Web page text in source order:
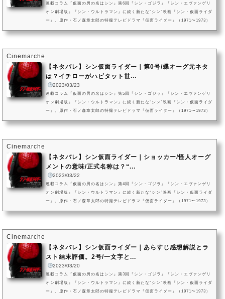
連載コラム『仮面の男の名はシン』第6回『シン・ゴジラ』『シン・エヴァンゲリ
オン劇場版』『シン・ウルトラマン』に続く新たな“シン”映画『シン・仮面ライダ
ー』。原作・石ノ森章太郎の特撮テレビドラマ『仮面ライダー』（1971〜1973）
Cinemarche
【ネタバレ】シン仮面ライダー｜第0号/蝶オーグ元ネタ
は？イチローがハビタット世...
2023/03/23
連載コラム『仮面の男の名はシン』第5回『シン・ゴジラ』『シン・エヴァンゲリ
オン劇場版』『シン・ウルトラマン』に続く新たな“シン”映画『シン・仮面ライダ
ー』。原作・石ノ森章太郎の特撮テレビドラマ『仮面ライダー』（1971〜1973）
Cinemarche
【ネタバレ】シン仮面ライダー｜ショッカー/怪人オーグ
メントの意味/正式名称は？“...
2023/03/22
連載コラム『仮面の男の名はシン』第4回『シン・ゴジラ』『シン・エヴァンゲリ
オン劇場版』『シン・ウルトラマン』に続く新たな“シン”映画『シン・仮面ライダ
ー』。原作・石ノ森章太郎の特撮テレビドラマ『仮面ライダー』（1971〜1973）
Cinemarche
【ネタバレ】シン仮面ライダー｜あらすじ感想解説とラ
スト結末評価。2号/一文字と...
2023/03/20
連載コラム『仮面の男の名はシン』第3回『シン・ゴジラ』『シン・エヴァンゲリ
オン劇場版』『シン・ウルトラマン』に続く新たな“シン”映画『シン・仮面ライダ
ー』。原作・石ノ森章太郎の特撮テレビドラマ『仮面ライダー』（1971〜1973）